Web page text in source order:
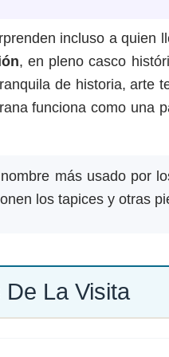
incluso a quien
, en pleno casco
de historia, arte
funciona como una
más usado por
los tapices y otras
De La Visita